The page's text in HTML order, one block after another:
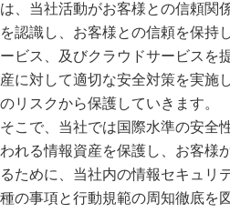
課題と解決
サービス概要 特
課題と解決
サービスTOP
情報セキュリティ基本方針
は、当社活動がお客様との信頼関
を認識し、お客様との信頼を保持
ービス、及びクラウドサービスを
産に対して適切な安全対策を実施
のリスクから保護していきます。
そこで、当社では国際水準の安全
われる情報資産を保護し、お客様
るために、当社内の情報セキュリ
種の事項と行動規範の周知徹底を